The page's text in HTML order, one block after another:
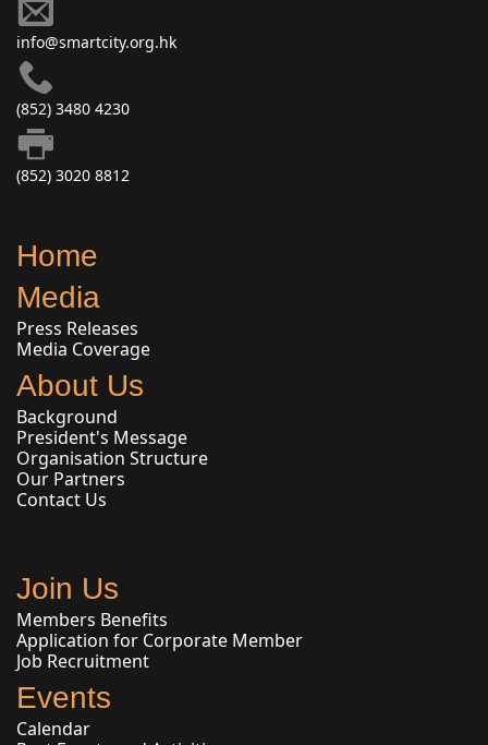
info@smartcity.org.hk
(852) 3480 4230
(852) 3020 8812
Home
Media
Press Releases
Media Coverage
About Us
Background
President's Message
Organisation Structure
Our Partners
Contact Us
Join Us
Members Benefits
Application for Corporate Member
Job Recruitment
Events
Calendar